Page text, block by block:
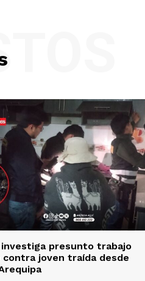
investiga presunto trabajo
joven traída desde